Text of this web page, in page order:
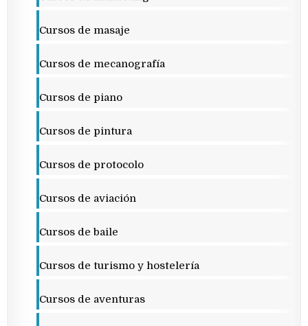
Cursos de masaje
Cursos de mecanografía
Cursos de piano
Cursos de pintura
Cursos de protocolo
Cursos de aviación
Cursos de baile
Cursos de turismo y hostelería
Cursos de aventuras